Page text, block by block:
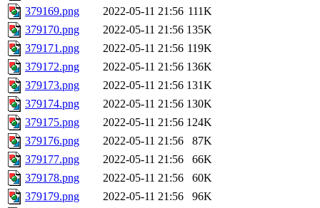
379169.png
2022-05-11 21:56 111K
379170.png
2022-05-11 21:56 135K
379171.png
2022-05-11 21:56 119K
379172.png
2022-05-11 21:56 136K
379173.png
2022-05-11 21:56 131K
379174.png
2022-05-11 21:56 130K
379175.png
2022-05-11 21:56 124K
379176.png
2022-05-11 21:56
87K
379177.png
2022-05-11 21:56
66K
379178.png
2022-05-11 21:56
60K
379179.png
2022-05-11 21:56
96K